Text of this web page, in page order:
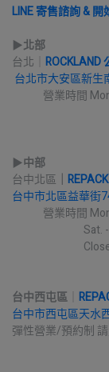
LINE 寄售諮詢 &
▶︎北部
台北｜ ROCKLAND
台北市大安區新生
營業時間 Mon.
Sun.
▶︎中部
台中北區
台中市北區益華街
營業時間 Mon.
Sat. - Sun.
Closed
台中西屯區
台中市西屯區天水
彈性營業/預約制